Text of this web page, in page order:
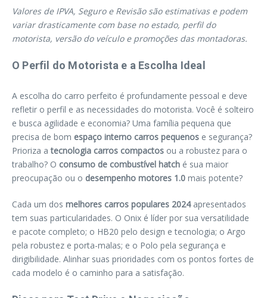
Valores de IPVA, Seguro e Revisão são estimativas e podem
variar drasticamente com base no estado, perfil do
motorista, versão do veículo e promoções das montadoras.
O Perfil do Motorista e a Escolha Ideal
A escolha do carro perfeito é profundamente pessoal e deve
refletir o perfil e as necessidades do motorista. Você é solteiro
e busca agilidade e economia? Uma família pequena que
precisa de bom espaço interno carros pequenos e segurança?
Prioriza atecnologia carros compactos ou a robustez para o
trabalho? O consumo de combustível hatch é sua maior
preocupação ou o desempenho motores 1.0 mais potente?
Cada um dos melhores carros populares 2024apresentados
tem suas particularidades. O Onix é líder por sua versatilidade
e pacote completo; o HB20 pelo design e tecnologia; o Argo
pela robustez e porta-malas; e o Polo pela segurança e
dirigibilidade. Alinhar suas prioridades com os pontos fortes de
cada modelo é o caminho para a satisfação.